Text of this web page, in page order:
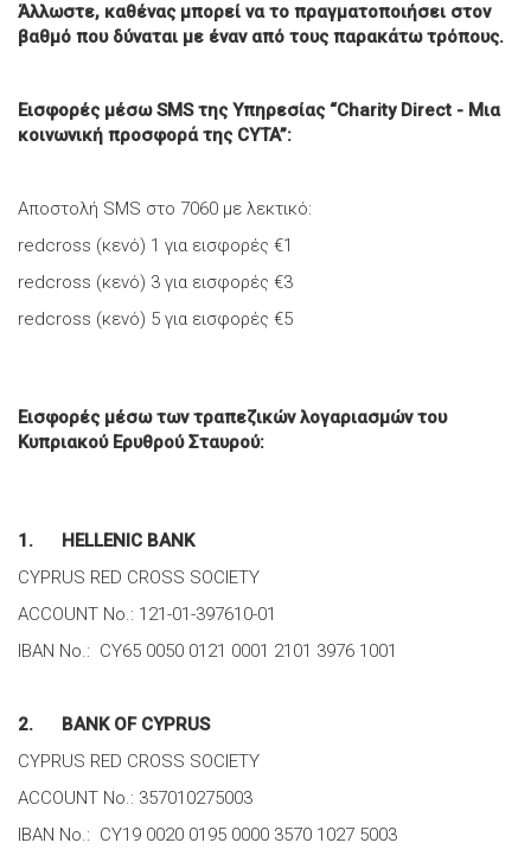
Άλλωστε, καθένας μπορεί να το πραγματοποιήσει στον
βαθμό που δύναται με έναν από τους παρακάτω τρόπους.
Εισφορές μέσω SMS της Υπηρεσίας “Charity Direct - Μια
κοινωνική προσφορά της CYTA”:
Αποστολή SMS στο 7060 με λεκτικό:
redcross (κενό) 1 για εισφορές €1
redcross (κενό) 3 για εισφορές €3
redcross (κενό) 5 για εισφορές €5
Εισφορές μέσω των τραπεζικών λογαριασμών του
Κυπριακού Ερυθρού Σταυρού:
1. HELLENIC BANK
CYPRUS RED CROSS SOCIETY
ACCOUNT No.: 121-01-397610-01
IBAN No.: CY65 0050 0121 0001 2101 3976 1001
2. BANK OF CYPRUS
CYPRUS RED CROSS SOCIETY
ACCOUNT No.: 357010275003
IBAN No.: CY19 0020 0195 0000 3570 1027 5003